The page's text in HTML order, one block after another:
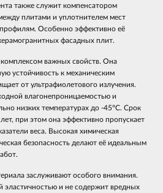
также служит компенсатором
плитами и уплотнителем мест
Особенно эффективно её
фасадных плит.
важных свойств. Она
устойчивость к механическим
от ультрафиолетового излучения.
влагонепроницаемостью и
низких температурах до -45°C. Срок
при этом она эффективно пропускает
веса. Высокая химическая
безопасность делают её идеальным
заслуживают особого внимания.
эластичностью и не содержит вредных